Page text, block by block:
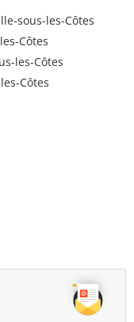
sous-les-Côtes
Côtes
les-Côtes
Côtes